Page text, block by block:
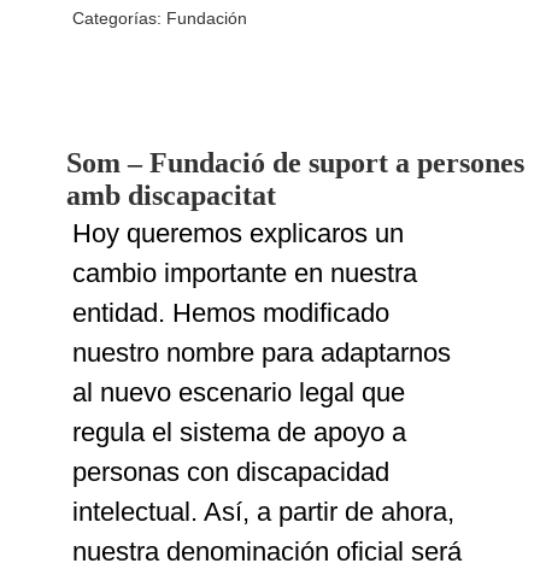
Som – Fundació de suport a persones
amb discapacitat
Categorías: Fundación
Hoy queremos explicaros un
cambio importante en nuestra
entidad. Hemos modificado
nuestro nombre para adaptarnos
al nuevo escenario legal que
regula el sistema de apoyo a
personas con discapacidad
intelectual. Así, a partir de ahora,
nuestra denominación oficial será